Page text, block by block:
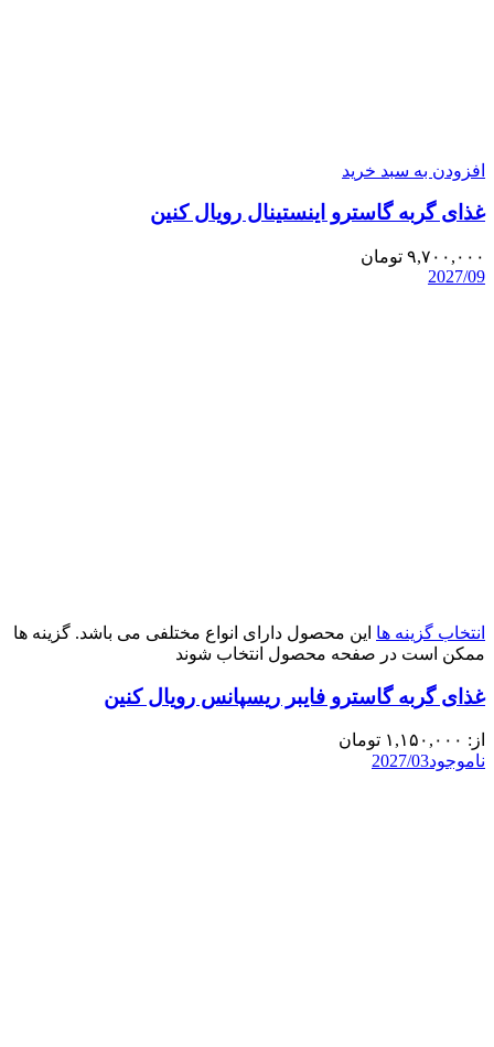
افزودن به سبد خرید
غذای گربه گاسترو اینستینال رویال کنین
۹,۷۰۰,۰۰۰ تومان
2027/09
انتخاب گزینه ها این محصول دارای انواع مختلفی می باشد. گزینه ها
ممکن است در صفحه محصول انتخاب شوند
غذای گربه گاسترو فایبر ریسپانس رویال کنین
از: ۱,۱۵۰,۰۰۰ تومان
ناموجود2027/03